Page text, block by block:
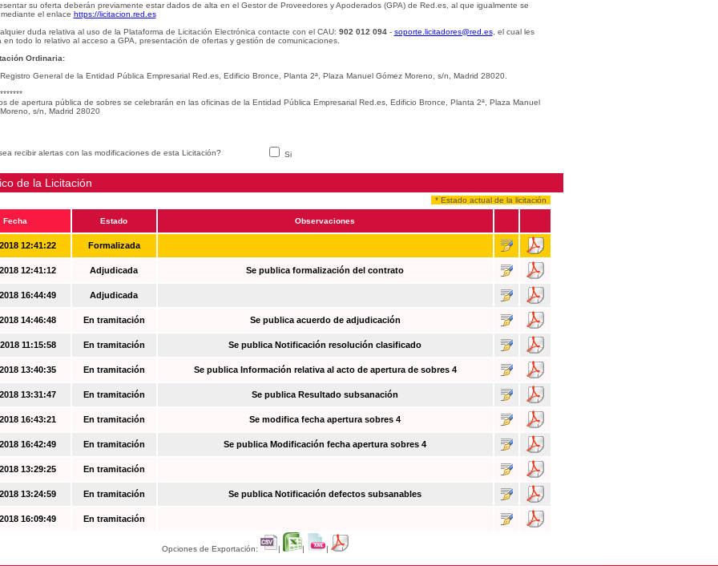
su oferta deberán previamente estar dados de alta en el Gestor de Proveedores y Apoderados (GPA) de Red.es, al que igualmente se
el enlace https://licitacion.red.es
duda relativa al uso de la Plataforma de Licitación Electrónica contacte con el CAU: 902 012 094- soporte.licitadores@red.es, el cual les
en todo lo relativo al acceso a GPA, presentación de ofertas y gestión de comunicaciones.
Ordinaria:
General de la Entidad Pública Empresarial Red.es, Edificio Bronce, Planta 2ª, Plaza Manuel Gómez Moreno, s/n, Madrid 28020.
de apertura pública de sobres se celebrarán en las oficinas de la Entidad Pública Empresarial Red.es, Edificio Bronce, Planta 2ª, Plaza Manuel
s/n, Madrid 28020
recibir alertas con las modificaciones de esta Licitación? Si
de la Licitación
* Estado actual de la licitación
Fecha Estado Observaciones
12:41:22 Formalizada
12:41:12 Adjudicada Se publica formalización del contrato
16:44:49 Adjudicada
14:46:48 En tramitación Se publica acuerdo de adjudicación
11:15:58 En tramitación Se publica Notificación resolución clasificado
13:40:35 En tramitación Se publica Información relativa al acto de apertura de sobres 4
13:31:47 En tramitación Se publica Resultado subsanación
16:43:21 En tramitación Se modifica fecha apertura sobres 4
16:42:49 En tramitación Se publica Modificación fecha apertura sobres 4
13:29:25 En tramitación
13:24:59 En tramitación Se publica Notificación defectos subsanables
16:09:49 En tramitación
Opciones de Exportación: | | |